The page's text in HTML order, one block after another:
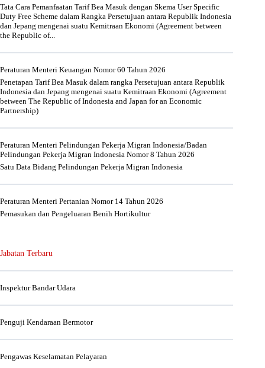
Tata Cara Pemanfaatan Tarif Bea Masuk dengan Skema User Specific
Duty Free Scheme dalam Rangka Persetujuan antara Republik Indonesia
dan Jepang mengenai suatu Kemitraan Ekonomi (Agreement between
the Republic of...
Peraturan Menteri Keuangan Nomor 60 Tahun 2026
Penetapan Tarif Bea Masuk dalam rangka Persetujuan antara Republik
Indonesia dan Jepang mengenai suatu Kemitraan Ekonomi (Agreement
between The Republic of Indonesia and Japan for an Economic
Partnership)
Peraturan Menteri Pelindungan Pekerja Migran Indonesia/Badan
Pelindungan Pekerja Migran Indonesia Nomor 8 Tahun 2026
Satu Data Bidang Pelindungan Pekerja Migran Indonesia
Peraturan Menteri Pertanian Nomor 14 Tahun 2026
Pemasukan dan Pengeluaran Benih Hortikultur
Jabatan Terbaru
Inspektur Bandar Udara
Penguji Kendaraan Bermotor
Pengawas Keselamatan Pelayaran